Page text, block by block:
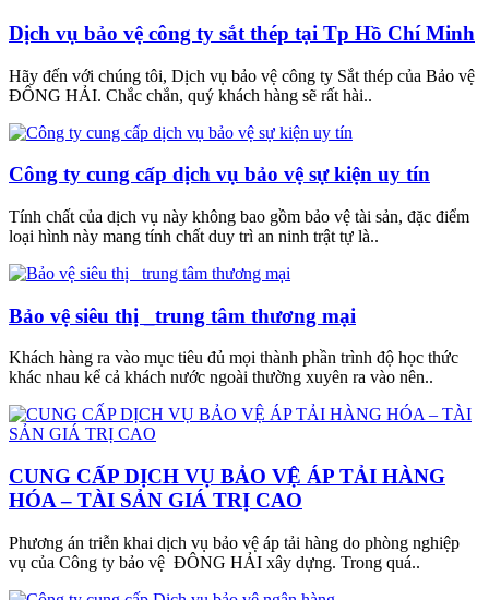
Dịch vụ bảo vệ công ty sắt thép tại Tp Hồ Chí Minh
Hãy đến với chúng tôi, Dịch vụ bảo vệ công ty Sắt thép của Bảo vệ
ĐÔNG HẢI. Chắc chắn, quý khách hàng sẽ rất hài..
Công ty cung cấp dịch vụ bảo vệ sự kiện uy tín
Tính chất của dịch vụ này không bao gồm bảo vệ tài sản, đặc điểm
loại hình này mang tính chất duy trì an ninh trật tự là..
Bảo vệ siêu thị _trung tâm thương mại
Khách hàng ra vào mục tiêu đủ mọi thành phần trình độ học thức
khác nhau kể cả khách nước ngoài thường xuyên ra vào nên..
CUNG CẤP DỊCH VỤ BẢO VỆ ÁP TẢI HÀNG
HÓA – TÀI SẢN GIÁ TRỊ CAO
Phương án triễn khai dịch vụ bảo vệ áp tải hàng do phòng nghiệp
vụ của Công ty bảo vệ ĐÔNG HẢI xây dựng. Trong quá..